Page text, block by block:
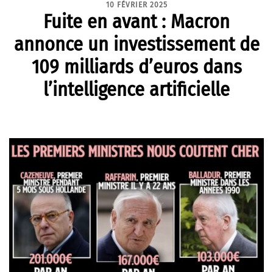
10 FÉVRIER 2025
Fuite en avant : Macron
annonce un investissement de
109 milliards d’euros dans
l’intelligence artificielle